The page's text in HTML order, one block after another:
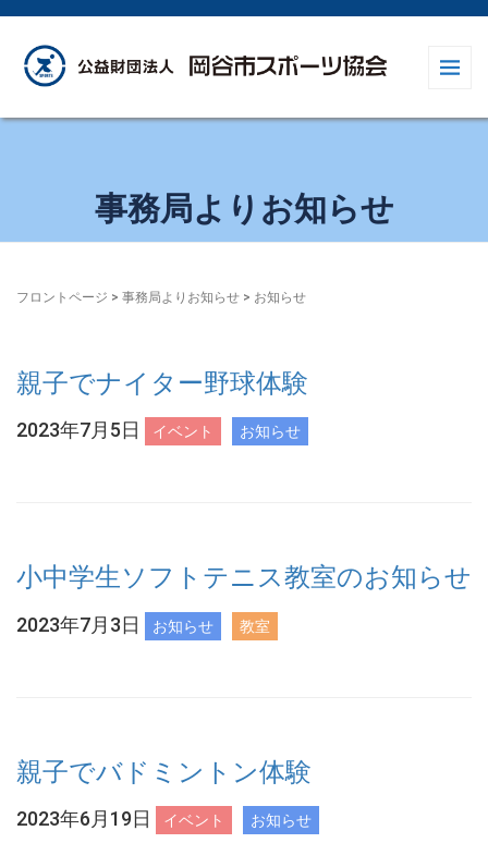
事務局よりお知らせ
フロントページ > 事務局よりお知らせ > お知らせ
親子でナイター野球体験
2023年7月5日 イベント お知らせ
小中学生ソフトテニス教室のお知らせ
2023年7月3日 お知らせ 教室
親子でバドミントン体験
2023年6月19日 イベント お知らせ